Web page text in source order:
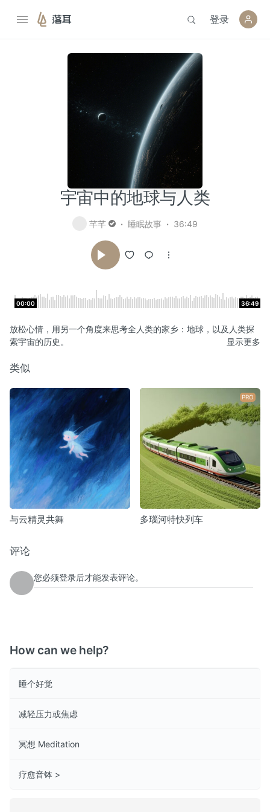
落耳 登录
宇宙中的地球与人类
芊芊 睡眠故事 36:49
00:00 36:49
放松心情，用另一个角度来思考全人类的家乡：地球，以及人类探
索宇宙的历史。
显示更多
类似
与云精灵共舞
PRO
多瑙河特快列车
评论
您必须登录后才能发表评论。
How can we help?
睡个好觉
减轻压力或焦虑
冥想 Meditation
疗愈音钵 >